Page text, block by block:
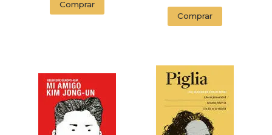
Comprar
Comprar